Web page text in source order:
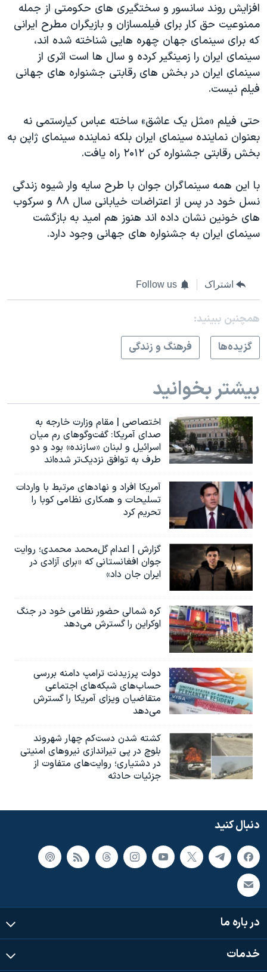
افزایش روند سانسور و سختگیری های حکومتی از جمله
ممنوعیت حق کار برای فیلمسازان و بازیگران مطرح ایرانی
که برای سینمای جهان چهره هایی شناخته شده اند،
سینمای ایران را زمینگیر کرده و سال ها است اثری از
سینمای ایران در بخش های رقابتی جشنواره های جهانی
فیلم نیست.
حتی فیلم «مثل یک عاشق» ساخته عباس کیارستمی نه
بعنوان نماینده سینمای ایران بلکه نماینده سینمای ژاپن به
بخش رقابتی جشنواره کن ۲۰۱۲ راه یافت.
با این همه سینماگران جوان با طرح سایه وار شیوه زندگی
نسل خود در پس از اعتراضات خیابانی سال ۸۸ و سرکوب
های خونین نشان داده اند هنوز هم امید به بازگشت
سینمای ایران به جشنواره های جهانی وجود دارد.
اشتراک Follow us
همچنبن ببینید:
گزيده‌ها
فرهنگ و زندگی
بیشتر بخوانید
اختصاصی | مقام وزارت خارجه به
صدای آمریکا: گفت‌وگوهای رم میان
اسرائیل و لبنان «سازنده» بود و دو
طرف به توافق نزدیک‌تر شده‌اند
آمریکا افراد و نهادهای مرتبط با واردات
تسلیحات و همکاری نظامی کوبا را
تحریم کرد
گزارش | اعدام گل‌محمد محمدی؛ روایت
جوان افغانستانی که «برای آزادی در
ایران جان داد»
کره شمالی حضور نظامی خود در جنگ
اوکراین را گسترش می‌دهد
دولت پرزیدنت ترامپ دامنه بررسی
حساب‌های شبکه‌های اجتماعی
متقاضیان ویزای آمریکا را گسترش
می‌دهد
کشته شدن دست‌کم چهار شهروند
بلوچ در پی تیراندازی نیروهای امنیتی
در دشتیاری؛ روایت‌های متفاوت از
جزئیات حادثه
دنبال کنید
در باره ما
خدمات